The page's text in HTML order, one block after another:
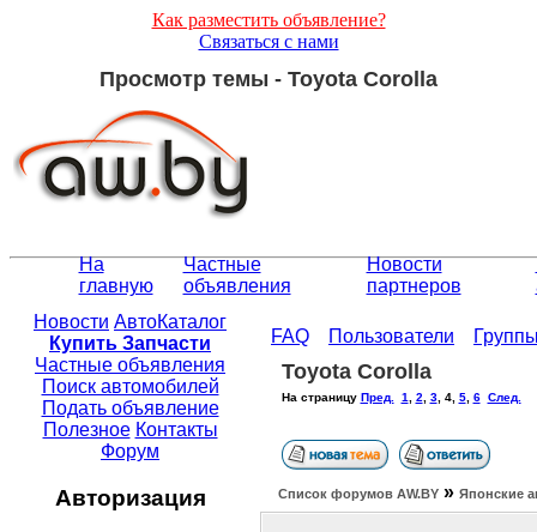
Как разместить объявление?
Связаться с нами
Просмотр темы - Toyota Corolla
На
главную
Частные
объявления
Новости
партнеров
Новости АвтоКаталог
Купить Запчасти
Частные объявления
Поиск автомобилей
Подать объявление
Полезное Контакты
Форум
Авторизация
FAQ Пользователи
Toyota Corolla
На страницу Пред. 1 2 3, 4, 5, 6 След.
Список форумов АW.BY » Японские